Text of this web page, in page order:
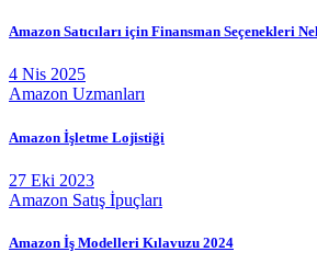
Amazon Satıcıları için Finansman Seçenekleri
4 Nis 2025
Amazon Uzmanları
Amazon İşletme Lojistiği
27 Eki 2023
Amazon Satış İpuçları
Amazon İş Modelleri Kılavuzu 2024